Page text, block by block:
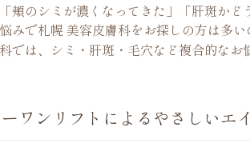
頬のシミが濃くなってきた」「肝斑かど
で札幌 美容皮膚科をお探しの方は多
では、シミ・肝斑・毛穴など複合的な
ワンリフトによるやさしいエ